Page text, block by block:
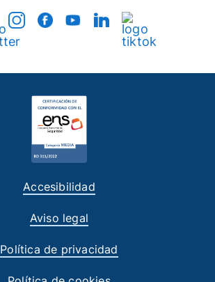
Accesibilidad
Aviso legal
Política de privacidad